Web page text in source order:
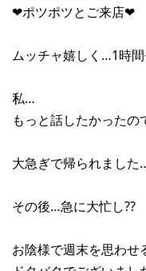
❤︎ポツポツとご来店❤︎
ムッチャ嬉しく…1時間
私…
もっと話したかったの
大急ぎで帰られました
その後…急に大忙し??
お陰様で週末を思わせ